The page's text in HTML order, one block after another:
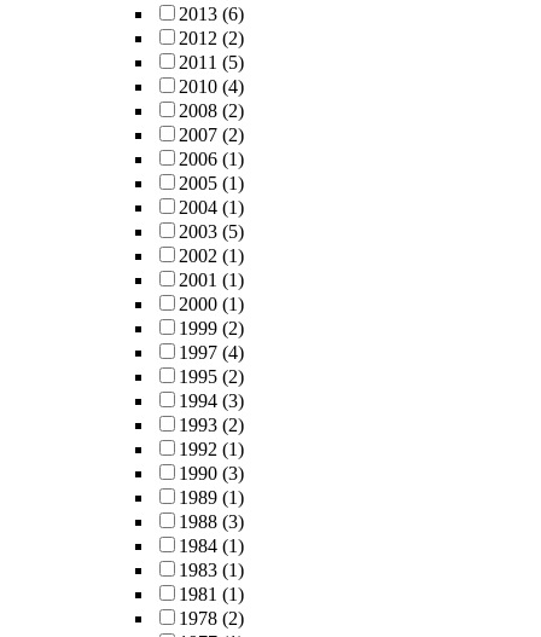
2013 (6)
2012 (2)
2011 (5)
2010 (4)
2008 (2)
2007 (2)
2006 (1)
2005 (1)
2004 (1)
2003 (5)
2002 (1)
2001 (1)
2000 (1)
1999 (2)
1997 (4)
1995 (2)
1994 (3)
1993 (2)
1992 (1)
1990 (3)
1989 (1)
1988 (3)
1984 (1)
1983 (1)
1981 (1)
1978 (2)